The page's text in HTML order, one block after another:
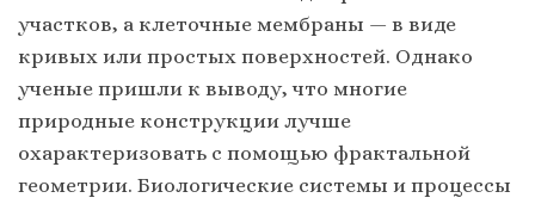
участков, а клеточные мембраны — в виде
кривых или простых поверхностей. Однако
ученые пришли к выводу, что многие
природные конструкции лучше
охарактеризовать с помощью фрактальной
геометрии. Биологические системы и процессы